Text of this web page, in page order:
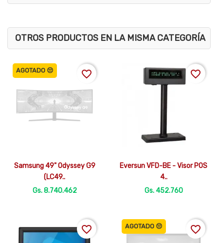
OTROS PRODUCTOS EN LA MISMA CATEGORÍA
Vista rápida
Samsung 49" Odyssey G9
(LC49..
Gs. 8.740.462
AGOTADO 😔 favorite_border
Vista rápida
Eversun VFD-BE - Visor POS
4..
Gs. 452.760
favorite_border
favorite_border AGOTADO 😔 favorite_border